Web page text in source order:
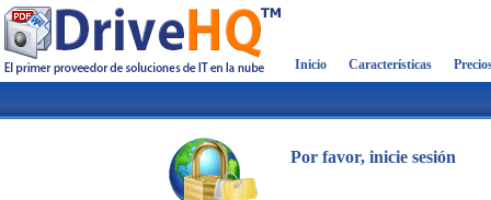
Inicio Características
Por favor, inicie sesión